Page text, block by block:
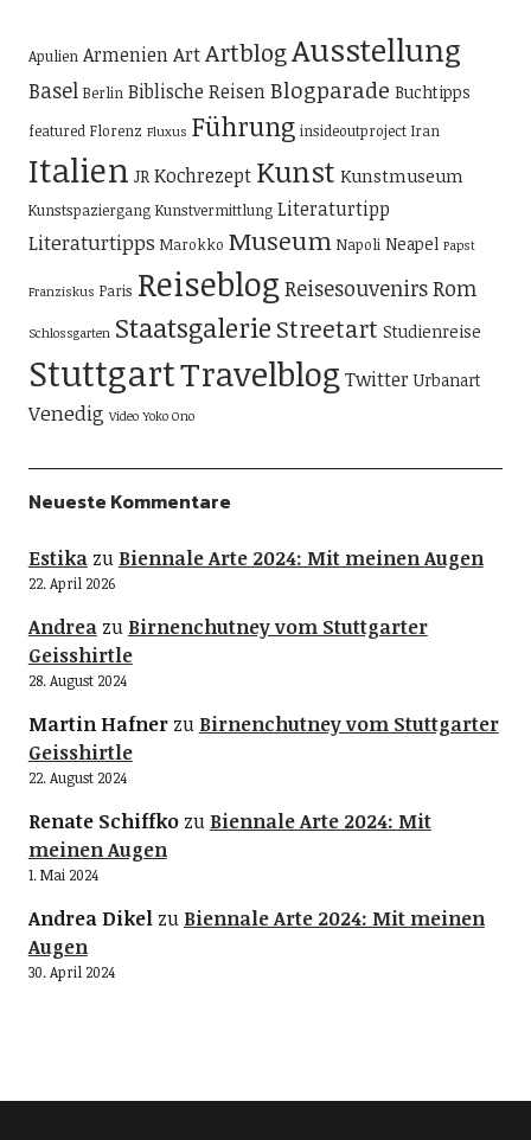
Apulien ArmenienArtArtblogAusstellung
Basel Berlin Biblische ReisenBlogparade Buchtipps
featured Florenz Fluxus Führung insideoutproject Iran
Italien JR Kochrezept Kunst Kunstmuseum
Kunstspaziergang Kunstvermittlung Literaturtipp
Literaturtipps Marokko Museum Napoli Neapel Papst
Franziskus Paris Reiseblog ReisesouvenirsRom
Schlossgarten Staatsgalerie Streetart Studienreise
StuttgartTravelblog Twitter Urbanart
Venedig Video Yoko Ono
Neueste Kommentare
Estikazu Biennale Arte 2024: Mit meinen Augen
22. April 2026
Andreazu Birnenchutney vom Stuttgarter
Geisshirtle
28. August 2024
Martin Hafnerzu Birnenchutney vom Stuttgarter
Geisshirtle
22. August 2024
Renate Schiffkozu Biennale Arte 2024: Mit
meinen Augen
1. Mai 2024
Andrea Dikelzu Biennale Arte 2024: Mit meinen
Augen
30. April 2024